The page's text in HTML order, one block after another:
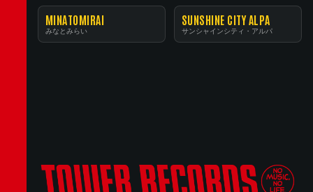
MINATOMIRAI
みなとみらい
SUNSHINE CITY ALPA
サンシャインシティ・アルパ